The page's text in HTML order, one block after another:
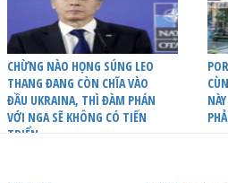
CHỪNG NÀO HỌNG SÚNG LEO
THANG ĐANG CÒN CHĨA VÀO
ĐẦU UKRAINA, THÌ ĐÀM PHÁN
VỚI NGA SẼ KHÔNG CÓ TIẾN
TRIỂN